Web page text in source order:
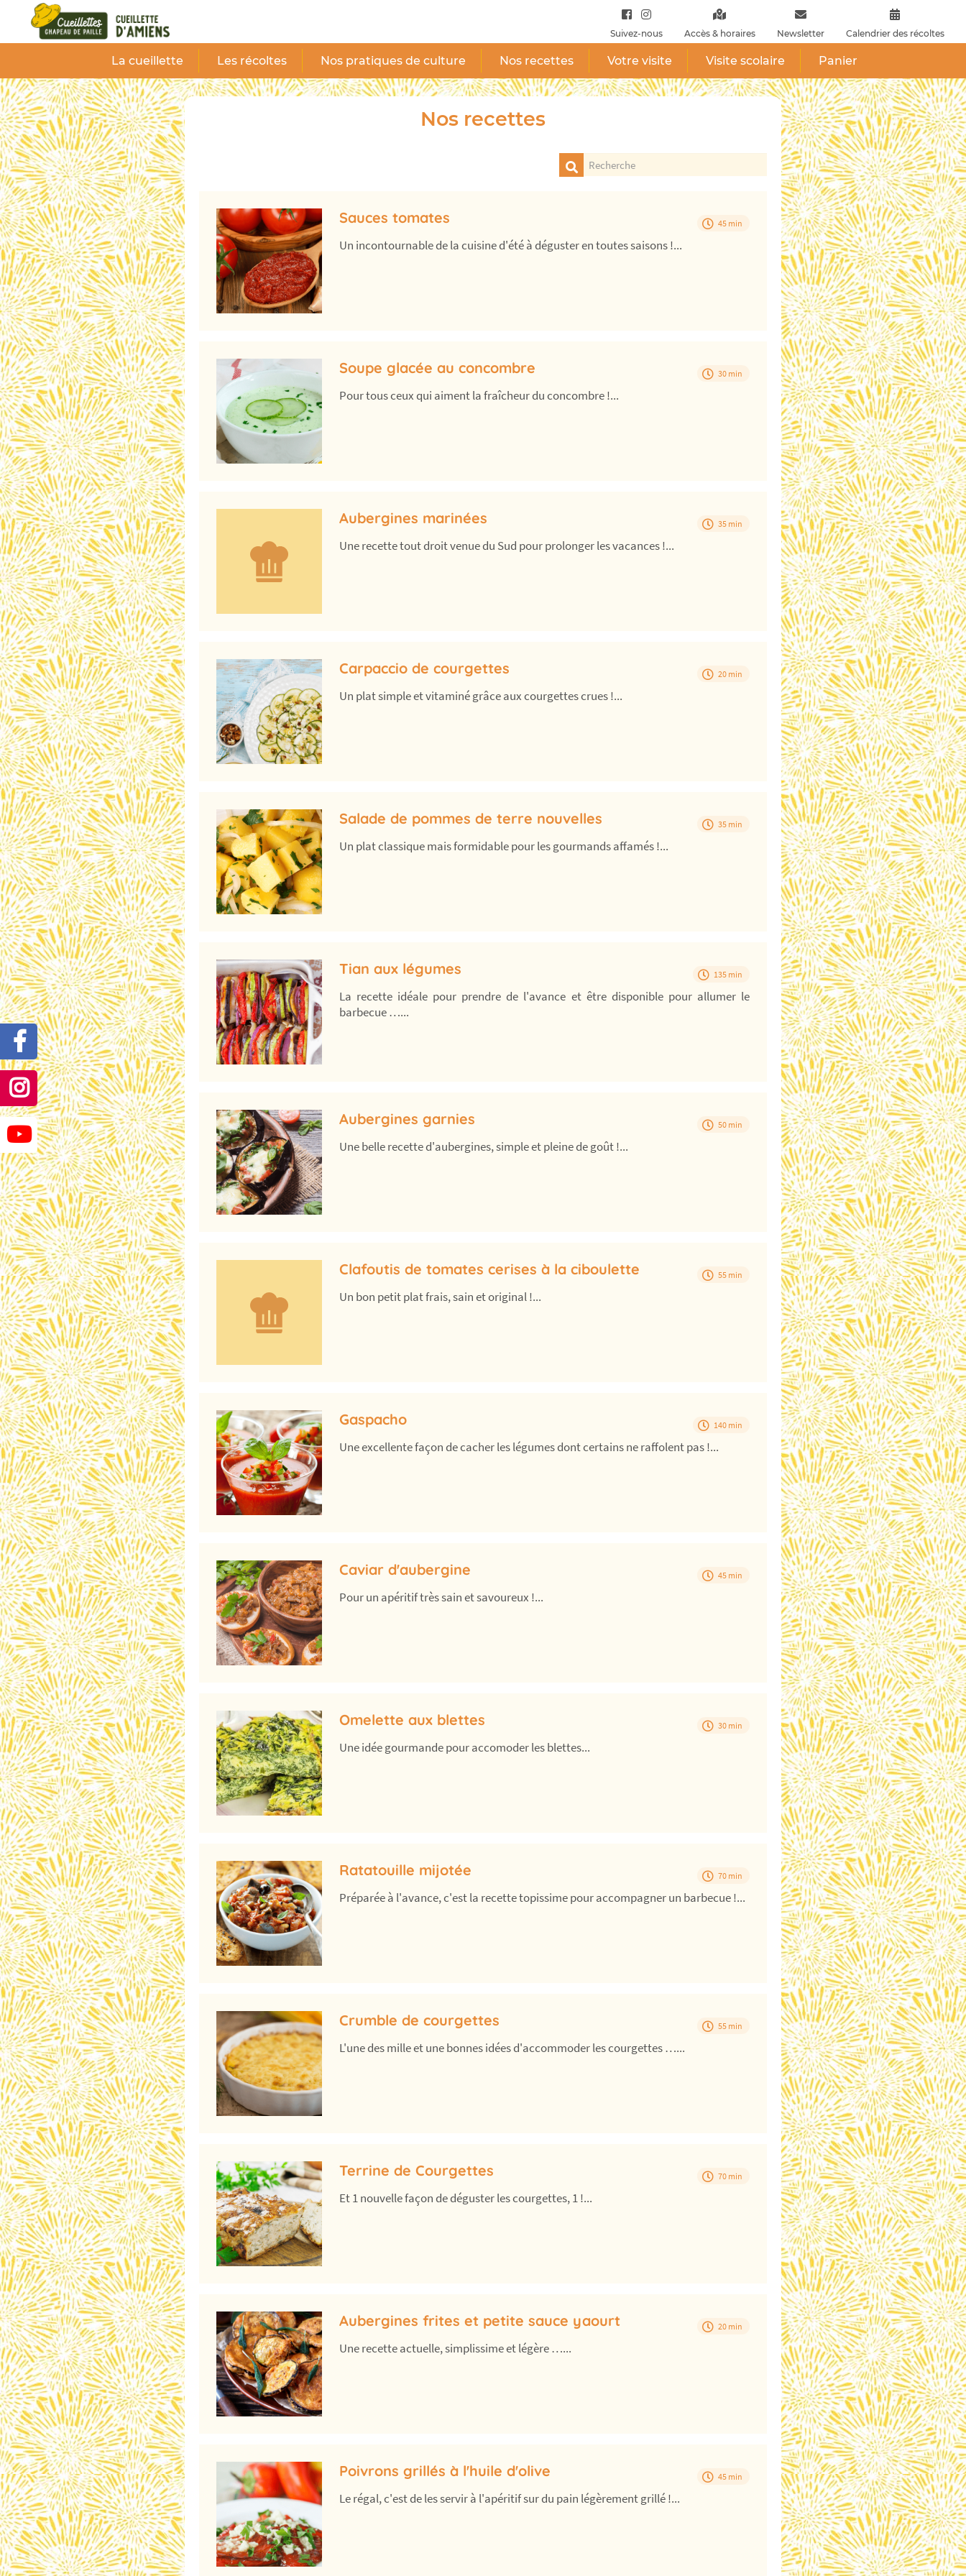
Suivez-nous Accès & horaires Newsletter Calendrier des récoltes
La cueillette Les récoltes Nos pratiques de culture Nos recettes Votre visite Visite scolaire Panier
Nos recettes
Sauces tomates 45 min
Un incontournable de la cuisine d'été à déguster en toutes saisons !...
Soupe glacée au concombre 30 min
Pour tous ceux qui aiment la fraîcheur du concombre !...
Aubergines marinées 35 min
Une recette tout droit venue du Sud pour prolonger les vacances !...
Carpaccio de courgettes 20 min
Un plat simple et vitaminé grâce aux courgettes crues !...
Salade de pommes de terre nouvelles 35 min
Un plat classique mais formidable pour les gourmands affamés !...
Tian aux légumes 135 min
La recette idéale pour prendre de l'avance et être disponible pour allumer le
barbecue …...
Aubergines garnies 50 min
Une belle recette d'aubergines, simple et pleine de goût !...
Clafoutis de tomates cerises à la ciboulette 55 min
Un bon petit plat frais, sain et original !...
Gaspacho 140 min
Une excellente façon de cacher les légumes dont certains ne raffolent pas !...
Caviar d'aubergine 45 min
Pour un apéritif très sain et savoureux !...
Omelette aux blettes 30 min
Une idée gourmande pour accomoder les blettes...
Ratatouille mijotée 70 min
Préparée à l'avance, c'est la recette topissime pour accompagner un barbecue !...
Crumble de courgettes 55 min
L'une des mille et une bonnes idées d'accommoder les courgettes …...
Terrine de Courgettes 70 min
Et 1 nouvelle façon de déguster les courgettes, 1 !...
Aubergines frites et petite sauce yaourt 20 min
Une recette actuelle, simplissime et légère …...
Poivrons grillés à l'huile d'olive 45 min
Le régal, c'est de les servir à l'apéritif sur du pain légèrement grillé !...
Panneau de gestion des cookies